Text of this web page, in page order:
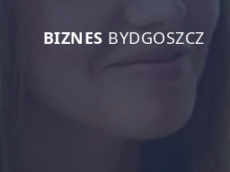
BIZNES BYDGOSZCZ